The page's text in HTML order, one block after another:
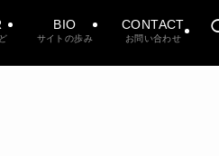
BIO
サイトの歩み
CONTACT
お問い合わせ